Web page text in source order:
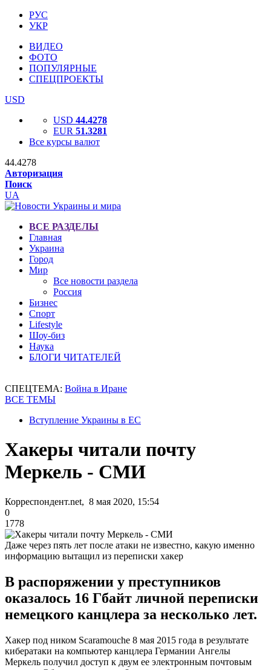
РУС
УКР
ВИДЕО
ФОТО
ПОПУЛЯРНЫЕ
СПЕЦПРОЕКТЫ
USD
USD 44.4278
EUR 51.3281
Все курсы валют
44.4278
Авторизация
Поиск
UA
ВСЕ РАЗДЕЛЫ
Главная
Украина
Город
Мир
Все новости раздела
Россия
Бизнес
Спорт
Lifestyle
Шоу-биз
Наука
БЛОГИ ЧИТАТЕЛЕЙ
СПЕЦТЕМА: Война в Иране
ВСЕ ТЕМЫ
Вступление Украины в ЕС
Хакеры читали почту
Меркель - СМИ
Корреспондент.net, 8 мая 2020, 15:54
0
1778
Даже через пять лет после атаки не известно, какую именно
информацию вытащил из переписки хакер
В распоряжении у преступников
оказалось 16 Гбайт личной переписки
немецкого канцлера за несколько лет.
Хакер под ником Scaramouche 8 мая 2015 года в результате
кибератаки на компьютер канцлера Германии Ангелы
Меркель получил доступ к двум ее электронным почтовым